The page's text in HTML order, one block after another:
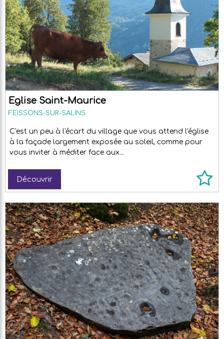
Eglise Saint-Maurice
FEISSONS-SUR-SALINS
C'est un peu à l'écart du village que vous attend l'église
à la façade largement exposée au soleil, comme pour
vous inviter à méditer face aux...
Découvrir